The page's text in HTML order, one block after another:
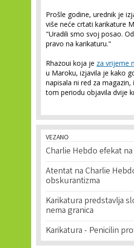
Prošle godine, urednik je
više neće crtati karikature
"Uradili smo svoj posao.
pravo na karikaturu."
Rhazoui koja je za vrijeme
u Maroku, izjavila je kako
napisala ni red za magazin,
tom periodu objavila dvije
VEZANO
Charlie Hebdo efekat
Atentat na Charlie
obskurantizma
Karikatura predstavlja
nema granica
Karikatura - Penicilin